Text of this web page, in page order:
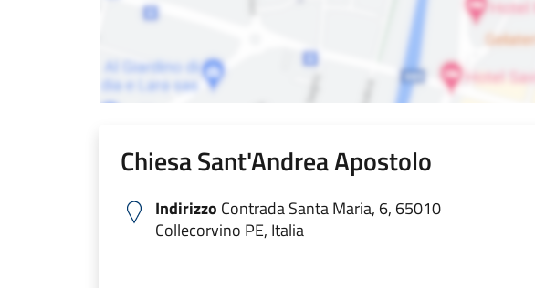
Chiesa Sant'Andrea Apostolo
Indirizzo Contrada Santa Maria, 6, 65010
Collecorvino PE, Italia